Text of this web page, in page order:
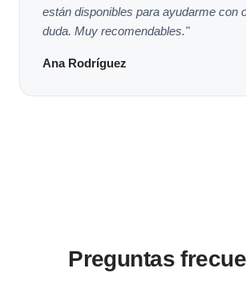
están disponibles para ayudarme con
duda. Muy recomendables."
Ana Rodríguez
Preguntas